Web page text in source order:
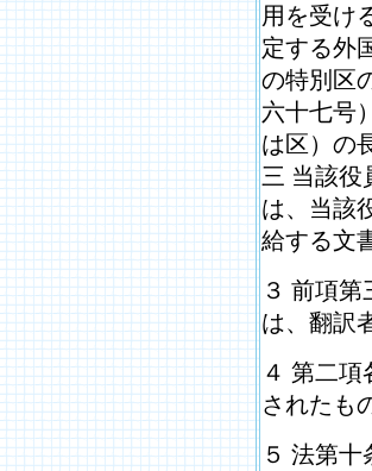
用を受け
定する外
の特別区
六十七号
は区）の
三 当該役
は、当該
給する文
３ 前項
は、翻訳
４ 第二
されたも
５ 法第